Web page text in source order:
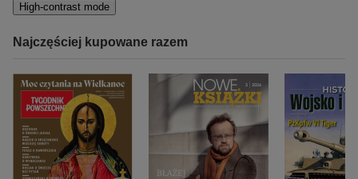
High-contrast mode
Najczęściej kupowane razem